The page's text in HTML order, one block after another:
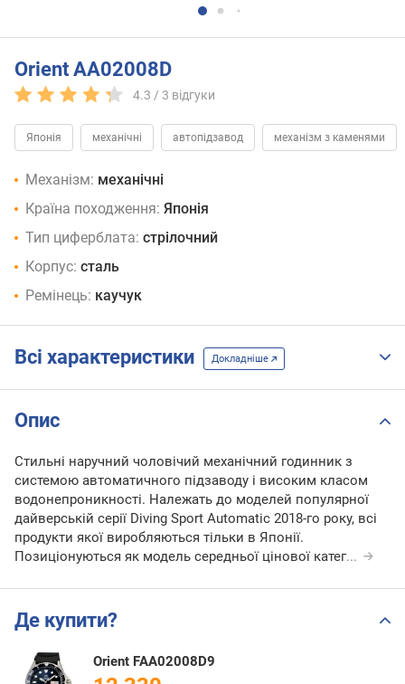
Orient AA02008D
4.3 / 3 відгуки
Японія механічні автопідзавод механізм з каменями
Механізм: механічні
Країна походження: Японія
Тип циферблата: стрілочний
Корпус: сталь
Ремінець: каучук
Всі характеристики Докладніше
Опис
Стильні наручний чоловічий механічний годинник з
системою автоматичного підзаводу і високим класом
водонепроникності. Належать до моделей популярної
дайверській серії Diving Sport Automatic 2018-го року, всі
продукти якої виробляються тільки в Японії.
Позиціонуються як модель середньої цінової катег...
Де купити?
Orient FAA02008D9